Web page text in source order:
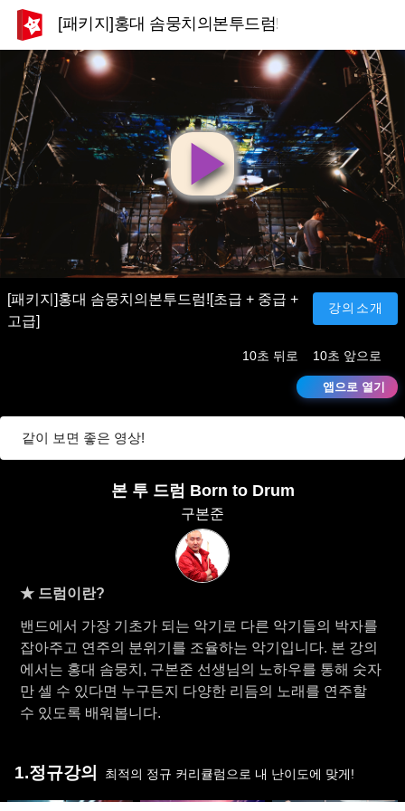
[패키지]홍대 솜뭉치의본투드럼![초급 + 중급 + 고
영
상
재
생
[패키지]홍대 솜뭉치의본투드럼![초급 + 중급 +
고급]
강의소개
10초 뒤로 10초 앞으로
앱으로 열기
같이 보면 좋은 영상!
본 투 드럼 Born to Drum
구본준
★ 드럼이란?
밴드에서 가장 기초가 되는 악기로 다른 악기들의 박자를
잡아주고 연주의 분위기를 조율하는 악기입니다. 본 강의
에서는 홍대 솜뭉치, 구본준 선생님의 노하우를 통해 숫자
만 셀 수 있다면 누구든지 다양한 리듬의 노래를 연주할
수 있도록 배워봅니다.
1.정규강의 최적의 정규 커리큘럼으로 내 난이도에 맞게!